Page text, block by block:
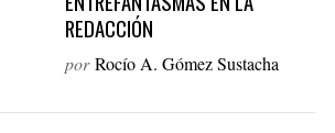
REDACCIÓN
por Rocío A. Gómez Sustacha